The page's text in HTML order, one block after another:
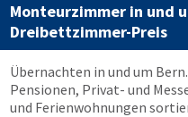
Monteurzimmer in und
Dreibettzimmer-Preis
Übernachten in und um
Pensionen, Privat- und
und Ferienwohnungen